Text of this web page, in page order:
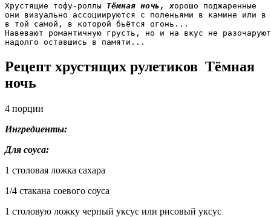
Хрустящие тофу-роллы Тёмная ночь, хорошо поджаренные
они визуально ассоциируются с поленьями в камине или
в той самой, в которой бьётся огонь...
Навевают романтичную грусть, но и на вкус не
надолго оставшись в памяти...
Рецепт хрустящих рулетиков Тёмная
ночь
4 порции
Ингредиенты:
Для соуса:
1 столовая ложка сахара
1/4 стакана соевого соуса
1 столовую ложку черный уксус или рисовый уксус